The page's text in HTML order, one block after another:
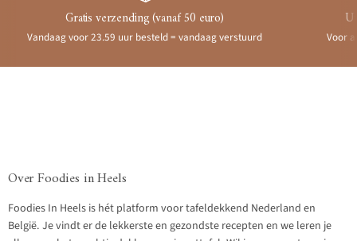
Gratis verzending (vanaf 50 euro)
Vandaag voor 23.59 uur besteld = vandaag verstuurd Voor
Over Foodies in Heels
Foodies In Heels is hét platform voor tafeldekkend Nederland en
België. Je vindt er de lekkerste en gezondste recepten en we leren je